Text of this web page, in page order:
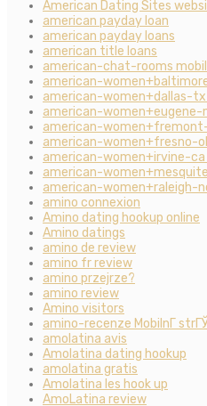
American Dating Sites
american payday loan
american payday loans
american title loans
american-chat-rooms
american-
american-women+dallas-tx
american-women+eugene-
american-
american-women+fresno-
american-women+irvine-
american-
american-women+raleigh-
amino connexion
Amino dating hookup online
Amino datings
amino de review
amino fr review
amino przejrze?
amino review
Amino visitors
amino-recenze MobilnГ­
amolatina avis
Amolatina dating hookup
amolatina gratis
Amolatina les hook up
AmoLatina review